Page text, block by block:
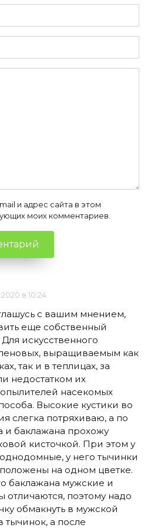
и адрес сайта в этом
моих комментариев.
в 10:24
с вашим мнением,
еще собственный
искусственного
выращиваемым как
так и в теплицах, за
недостатком их
насекомых
Высокие кустики во
слегка потряхиваю, а по
и баклажана прохожу
кисточкой. При этом у
у него тычинки
на одном цветке.
баклажана мужские и
отличаются, поэтому надо
обмакнуть в мужской
тычинок, а после